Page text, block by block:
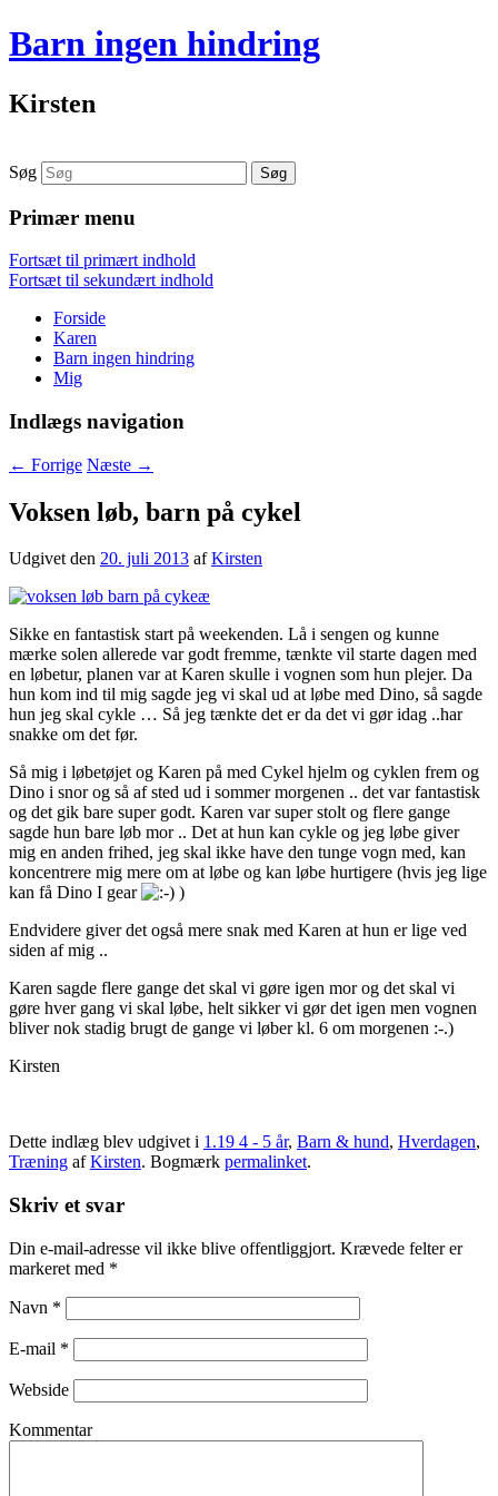
Barn ingen hindring
Kirsten
Søg
Primær menu
Fortsæt til primært indhold
Fortsæt til sekundært indhold
Forside
Karen
Barn ingen hindring
Mig
Indlægs navigation
← Forrige Næste →
Voksen løb, barn på cykel
Udgivet den 20. juli 2013 afKirsten
Sikke en fantastisk start på weekenden. Lå i sengen og kunne
mærke solen allerede var godt fremme, tænkte vil starte dagen med
en løbetur, planen var at Karen skulle i vognen som hun plejer. Da
hun kom ind til mig sagde jeg vi skal ud at løbe med Dino, så sagde
hun jeg skal cykle … Så jeg tænkte det er da det vi gør idag ..har
snakke om det før.
Så mig i løbetøjet og Karen på med Cykel hjelm og cyklen frem og
Dino i snor og så af sted ud i sommer morgenen .. det var fantastisk
og det gik bare super godt. Karen var super stolt og flere gange
sagde hun bare løb mor .. Det at hun kan cykle og jeg løbe giver
mig en anden frihed, jeg skal ikke have den tunge vogn med, kan
koncentrere mig mere om at løbe og kan løbe hurtigere (hvis jeg lige
kan få Dino I gear
)
Endvidere giver det også mere snak med Karen at hun er lige ved
siden af mig ..
Karen sagde flere gange det skal vi gøre igen mor og det skal vi
gøre hver gang vi skal løbe, helt sikker vi gør det igen men vognen
bliver nok stadig brugt de gange vi løber kl. 6 om morgenen :-.)
Kirsten
Dette indlæg blev udgivet i 1.19 4 - 5 år, Barn & hund, Hverdagen,
Træning afKirsten. Bogmærk permalinket.
Skriv et svar
Din e-mail-adresse vil ikke blive offentliggjort. Krævede felter er
markeret med *
Navn *
E-mail *
Webside
Kommentar